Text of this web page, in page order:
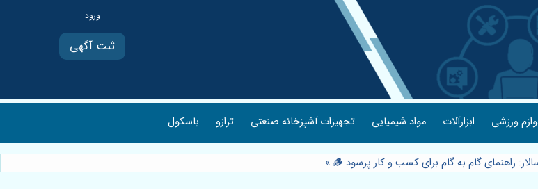
ثبت آگهی
ورزشی ابزارآلات مواد شیمیایی تجهیزات آشپزخانه صنعتی ترازو باسکول
راهنمای گام به گام برای کسب و کار پرسود 🪵 »